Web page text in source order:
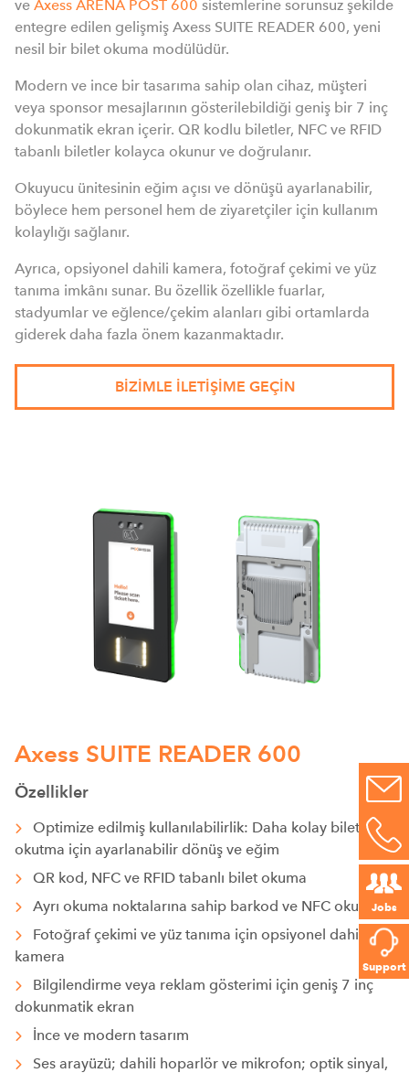
Jobs
Support
ve Axess ARENA POST 600 sistemlerine sorunsuz şekilde
entegre edilen gelişmiş Axess SUITE READER 600, yeni
nesil bir bilet okuma modülüdür.
Modern ve ince bir tasarıma sahip olan cihaz, müşteri
veya sponsor mesajlarının gösterilebildiği geniş bir 7 inç
dokunmatik ekran içerir. QR kodlu biletler, NFC ve RFID
tabanlı biletler kolayca okunur ve doğrulanır.
Okuyucu ünitesinin eğim açısı ve dönüşü ayarlanabilir,
böylece hem personel hem de ziyaretçiler için kullanım
kolaylığı sağlanır.
Ayrıca, opsiyonel dahili kamera, fotoğraf çekimi ve yüz
tanıma imkânı sunar. Bu özellik özellikle fuarlar,
stadyumlar ve eğlence/çekim alanları gibi ortamlarda
giderek daha fazla önem kazanmaktadır.
BIZIMLE ILETIŞIME GEÇIN
Axess SUITE READER 600
Özellikler
Optimize edilmiş kullanılabilirlik: Daha kolay bilet
okutma için ayarlanabilir dönüş ve eğim
QR kod, NFC ve RFID tabanlı bilet okuma
Ayrı okuma noktalarına sahip barkod ve NFC okuyucu
Fotoğraf çekimi ve yüz tanıma için opsiyonel dahili
kamera
Bilgilendirme veya reklam gösterimi için geniş 7 inç
dokunmatik ekran
İnce ve modern tasarım
Ses arayüzü; dahili hoparlör ve mikrofon; optik sinyal,